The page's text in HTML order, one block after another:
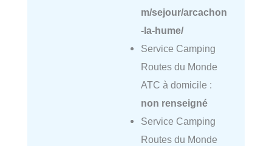
m/sejour/arcachon
-la-hume/
Service Camping
Routes du Monde
ATC à domicile :
non renseigné
Service Camping
Routes du Monde